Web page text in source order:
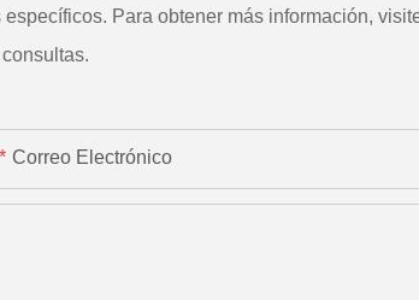
Para obtener más información,
Correo Electrónico